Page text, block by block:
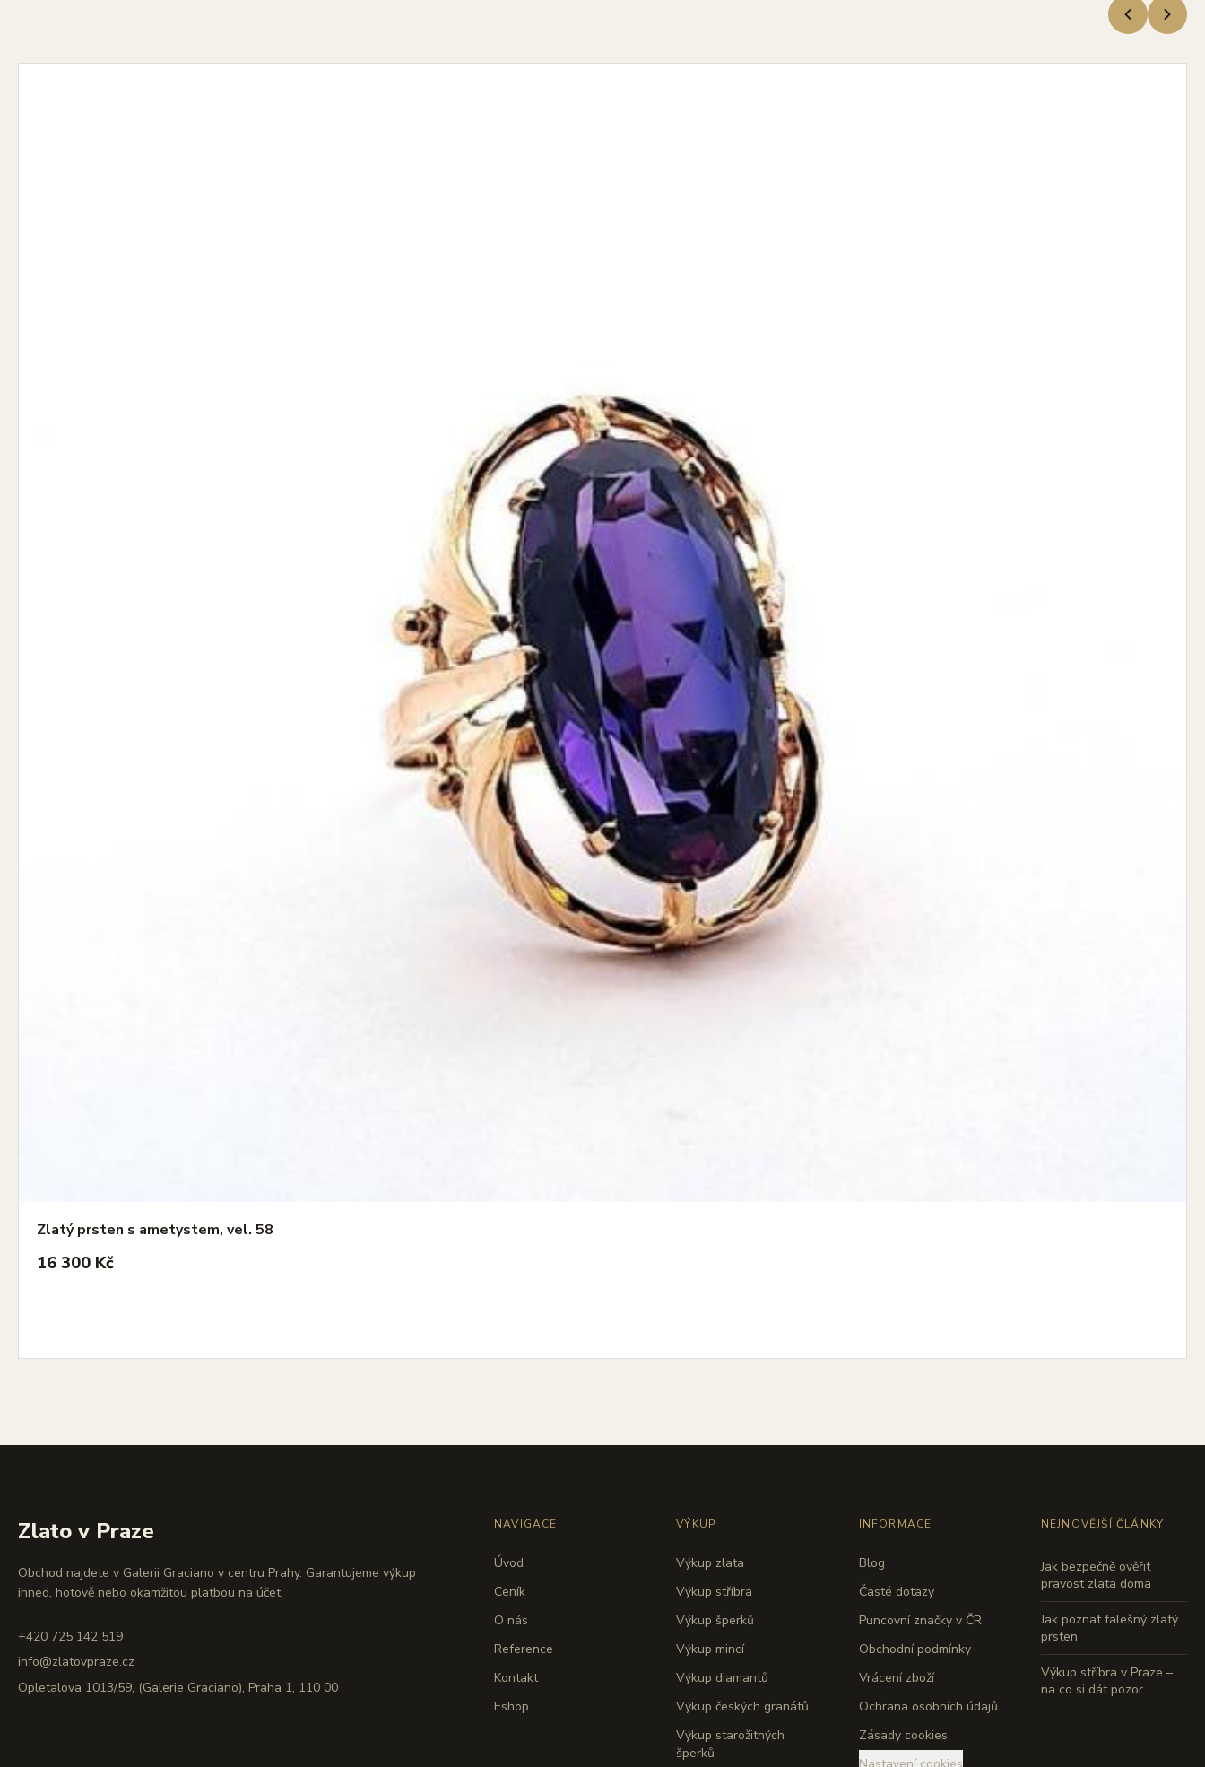
Zlatý prsten s ametystem, vel. 58
16 300 Kč
Zlato v Praze
Obchod najdete v Galerii Graciano v centru Prahy. Garantujeme výkup
ihned, hotově nebo okamžitou platbou na účet.
+420 725 142 519
info@zlatovpraze.cz
Opletalova 1013/59, (Galerie Graciano), Praha 1, 110 00
NAVIGACE
Úvod
Ceník
O nás
Reference
Kontakt
Eshop
VÝKUP
Výkup zlata
Výkup stříbra
Výkup šperků
Výkup mincí
Výkup diamantů
Výkup českých granátů
Výkup starožitných
šperků
INFORMACE
Blog
Časté dotazy
Puncovní značky v ČR
Obchodní podmínky
Vrácení zboží
Ochrana osobních údajů
Zásady cookies
NEJNOVĚJŠÍ ČLÁNKY
Jak bezpečně ověřit
pravost zlata doma
Jak poznat falešný zlatý
prsten
Výkup stříbra v Praze –
na co si dát pozor